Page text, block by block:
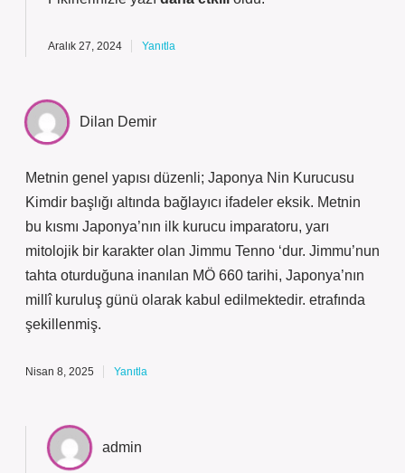
Aralık 27, 2024 Yanıtla
Dilan Demir
Metnin genel yapısı düzenli; Japonya Nin Kurucusu
Kimdir başlığı altında bağlayıcı ifadeler eksik. Metnin
bu kısmı Japonya’nın ilk kurucu imparatoru, yarı
mitolojik bir karakter olan Jimmu Tenno ‘dur. Jimmu’nun
tahta oturduğuna inanılan MÖ 660 tarihi, Japonya’nın
millî kuruluş günü olarak kabul edilmektedir. etrafında
şekillenmiş.
Nisan 8, 2025 Yanıtla
admin